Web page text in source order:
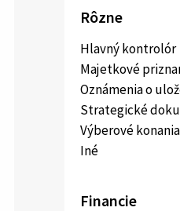
Rôzne
Hlavný kontrolór
Majetkové
Oznámenia o
Strategické
Výberové konania
Iné
Financie